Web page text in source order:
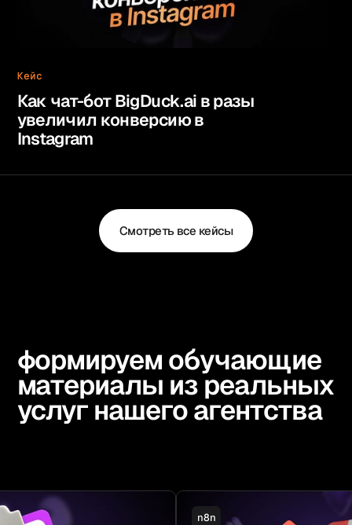
Кейс
Как чат-бот BigDuck.ai в разы
увеличил конверсию в
Instagram
Смотреть все кейсы
формируем обучающие
материалы из реальных
услуг нашего агентства
n8n